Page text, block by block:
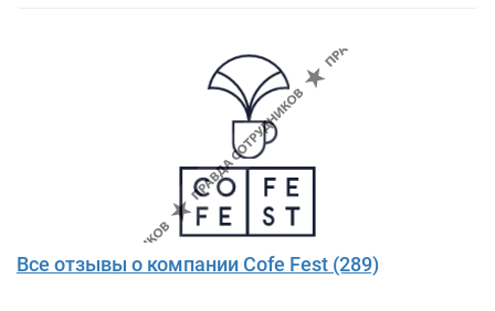
Все отзывы о компании Cofe Fest (289)